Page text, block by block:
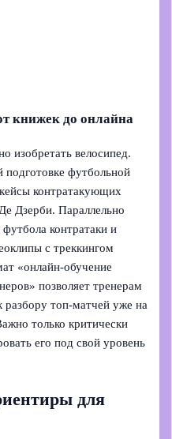
книжек до онлайна
изобретать велосипед.
подготовке футбольной
контратакующих
Дзерби. Параллельно
контратаки и
с треккингом
«онлайн-обучение
позволяет тренерам
разбору топ-матчей уже на
только критически
его под свой уровень
для